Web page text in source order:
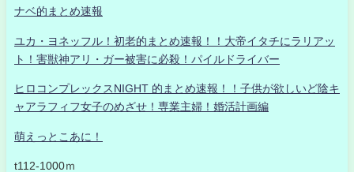
ナベ的まとめ速報
ユカ・ヨネッフル！初老的まとめ速報！！大帝イタチにラリアッ
ト！害獣神アリ・ガー被害に必殺！パイルドライバー
ヒロコンプレックスNIGHT 的まとめ速報！！子供が欲しいど陰キ
ャアラフィフ女子のめざせ！専業主婦！婚活計画編
萌えっとこあに！
t112-1000ｍ